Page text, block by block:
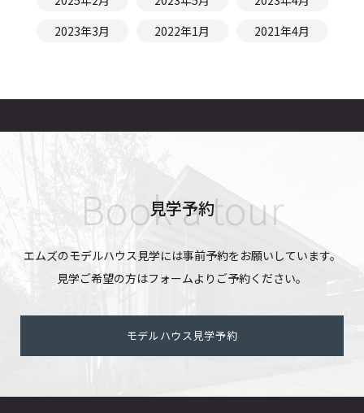
2023年3月
2022年1月 2021年4月
見学予約
エムズのモデルハウス見学には事前予約をお願いしています。
見学ご希望の方はフォームよりご予約ください。
モデルハウス見学予約